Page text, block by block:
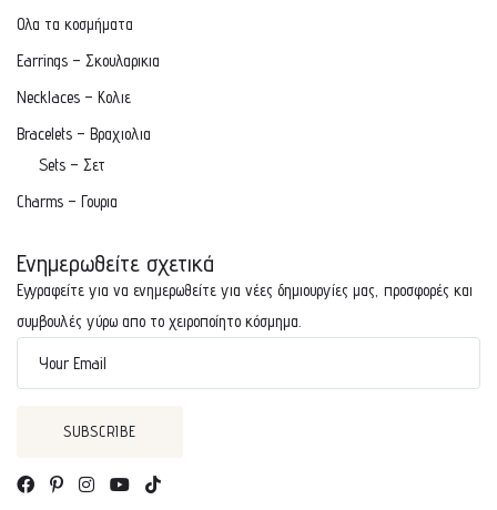
Ολα τα κοσμήματα
Earrings – Σκουλαρικια
Necklaces – Κολιε
Bracelets – Βραχιολια
Sets – Σετ
Charms – Γουρια
Ενημερωθείτε σχετικά
Εγγραφείτε για να ενημερωθείτε για νέες δημιουργίες μας, προσφορές και
συμβουλές γύρω απο το χειροποίητο κόσμημα.
Your Email